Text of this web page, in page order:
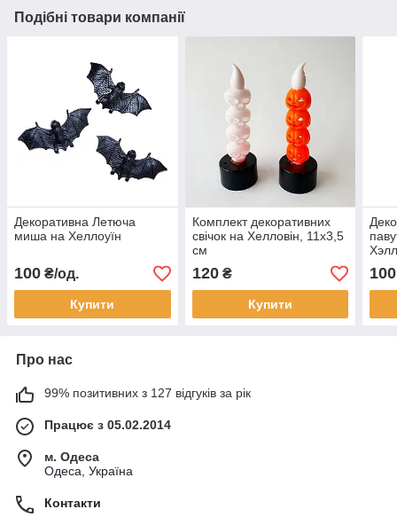
Подібні товари компанії
Декоративна Летюча
миша на Хеллоуїн
100 ₴/од.
Купити
Комплект декоративних
свічок на Хелловін, 11х3,5
см
120₴
Купити
100
Про нас
99% позитивних з 127 відгуків за рік
Працює з 05.02.2014
м. Одеса
Одеса, Україна
Контакти